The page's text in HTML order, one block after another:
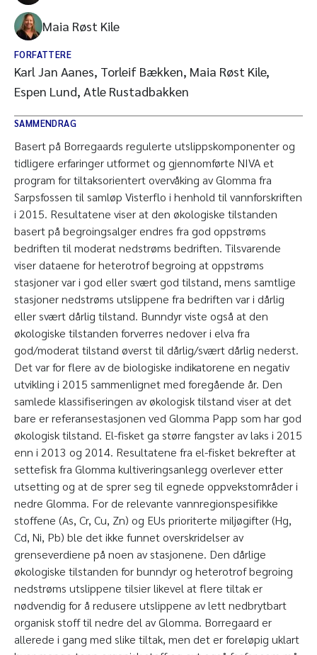
Maia Røst Kile
FORFATTERE
Karl Jan Aanes, Torleif Bækken, Maia Røst Kile,
Espen Lund, Atle Rustadbakken
SAMMENDRAG
Basert på Borregaards regulerte utslippskomponenter og
tidligere erfaringer utformet og gjennomførte NIVA et
program for tiltaksorientert overvåking av Glomma fra
Sarpsfossen til samløp Visterflo i henhold til vannforskriften
i 2015. Resultatene viser at den økologiske tilstanden
basert på begroingsalger endres fra god oppstrøms
bedriften til moderat nedstrøms bedriften. Tilsvarende
viser dataene for heterotrof begroing at oppstrøms
stasjoner var i god eller svært god tilstand, mens samtlige
stasjoner nedstrøms utslippene fra bedriften var i dårlig
eller svært dårlig tilstand. Bunndyr viste også at den
økologiske tilstanden forverres nedover i elva fra
god/moderat tilstand øverst til dårlig/svært dårlig nederst.
Det var for flere av de biologiske indikatorene en negativ
utvikling i 2015 sammenlignet med foregående år. Den
samlede klassifiseringen av økologisk tilstand viser at det
bare er referansestasjonen ved Glomma Papp som har god
økologisk tilstand. El-fisket ga større fangster av laks i 2015
enn i 2013 og 2014. Resultatene fra el-fisket bekrefter at
settefisk fra Glomma kultiveringsanlegg overlever etter
utsetting og at de sprer seg til egnede oppvekstområder i
nedre Glomma. For de relevante vannregionspesifikke
stoffene (As, Cr, Cu, Zn) og EUs prioriterte miljøgifter (Hg,
Cd, Ni, Pb) ble det ikke funnet overskridelser av
grenseverdiene på noen av stasjonene. Den dårlige
økologiske tilstanden for bunndyr og heterotrof begroing
nedstrøms utslippene tilsier likevel at flere tiltak er
nødvendig for å redusere utslippene av lett nedbrytbart
organisk stoff til nedre del av Glomma. Borregaard er
allerede i gang med slike tiltak, men det er foreløpig uklart